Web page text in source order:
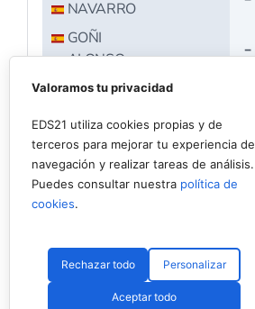
Valoramos tu privacidad
EDS21 utiliza cookies propias y de
terceros para mejorar tu experiencia de
navegación y realizar tareas de análisis.
Puedes consultar nuestra política de
cookies.
Rechazar todo Personalizar
Aceptar todo